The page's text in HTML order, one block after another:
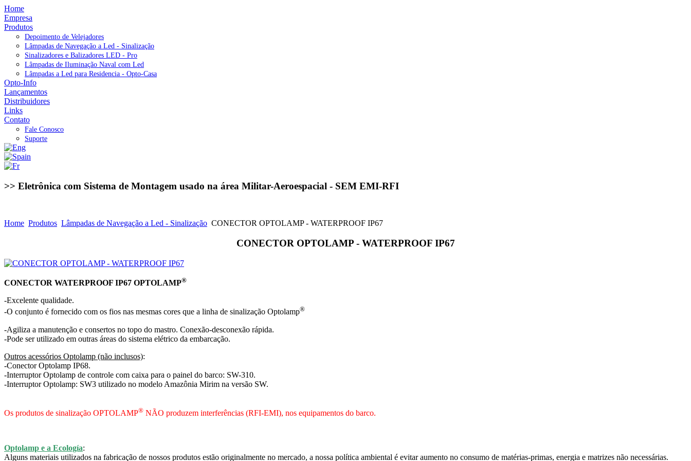
Home
Empresa
Produtos
Depoimento de Velejadores
Lâmpadas de Navegação a Led - Sinalização
Sinalizadores e Balizadores LED - Pro
Lâmpadas de Iluminação Naval com Led
Lâmpadas a Led para Residencia - Opto-Casa
Opto-Info
Lançamentos
Distribuidores
Links
Contato
Fale Conosco
Suporte
>> Eletrônica com Sistema de Montagem usado na área Militar-Aeroespacial - SEM EMI-RFI
Home Produtos Lâmpadas de Navegação a Led - Sinalização CONECTOR OPTOLAMP - WATERPROOF IP67
CONECTOR OPTOLAMP - WATERPROOF IP67
CONECTOR WATERPROOF IP67 OPTOLAMP®
-Excelente qualidade.
-O conjunto é fornecido com os fios nas mesmas cores que a linha de sinalização Optolamp®
-Agiliza a manutenção e consertos no topo do mastro. Conexão-desconexão rápida.
-Pode ser utilizado em outras áreas do sistema elétrico da embarcação.
Outros acessórios Optolamp (não inclusos):
-Conector Optolamp IP68.
-Interruptor Optolamp de controle com caixa para o painel do barco: SW-310.
-Interruptor Optolamp: SW3 utilizado no modelo Amazônia Mirim na versão SW.
Os produtos de sinalização OPTOLAMP® NÃO produzem interferências (RFI-EMI), nos equipamentos do barco.
Optolamp e a Ecología:
Alguns materiais utilizados na fabricação de nossos produtos estão originalmente no mercado, a nossa política ambiental é evitar aumento no consumo de matérias-primas, energia e matrizes não necessárias.